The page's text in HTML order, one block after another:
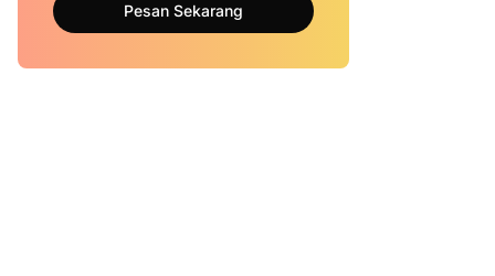
Pesan Sekarang